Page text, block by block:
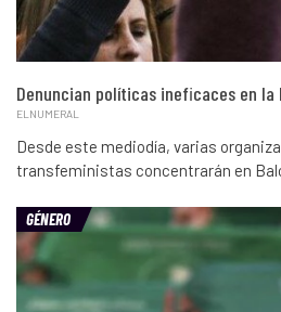
Denuncian políticas ineficaces en
ELNUMERAL
Desde este mediodía, varias
transfeministas concentrarán en
GÉNERO